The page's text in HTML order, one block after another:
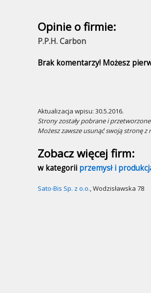
Opinie o firmie:
P.P.H. Carbon
Brak komentarzy! Możesz
Aktualizacja wpisu: 30.5.2016.
Strony zostały pobrane i
Możesz zawsze usunąć swoją stronę z
Zobacz więcej firm:
w kategorii przemysł i
Sato-Bis Sp. z o.o., Wodzisławska 78